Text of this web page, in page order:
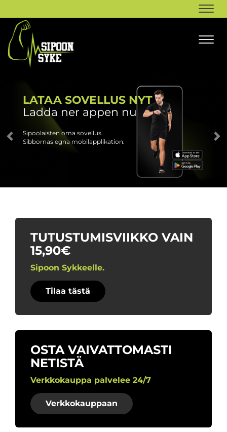
LATAA SOVELLUS NYT
Ladda ner appen nu
Sipoolaisten oma sovellus.
Sibbornas egna mobilapplikation.
TUTUSTUMISVIIKKO VAIN
15,90€
Sipoon Sykkeelle.
Tilaa tästä
OSTA VAIVATTOMASTI
NETISTÄ
Verkkokauppa palvelee 24/7
Verkkokauppaan